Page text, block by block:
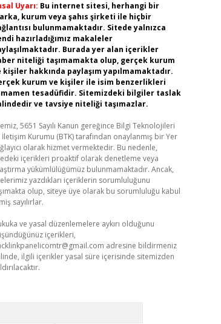
Uyarı: Bu internet sitesi, herhangi bir
kurum veya şahıs şirketi ile hiçbir
bulunmamaktadır. Sitede yalnızca
hazırladığımız makaleler
Burada yer alan içerikler
niteliği taşımamakta olup, gerçek kurum
kişiler hakkında paylaşım yapılmamaktadır.
kurum ve kişiler ile isim benzerlikleri
tesadüfidir. Sitemizdeki bilgiler taslak
ve tavsiye niteliği taşımazlar.
5651 Sayılı Kanun gereğince Bilgi Teknolojileri
İletişim Kurumu (BTK) tarafından onaylanmış bir Yer
olarak hizmet vermektedir. Bu nedenle,
içerikleri proaktif olarak denetleme veya
yükümlülüğümüz bulunmamaktadır. Ancak,
yazdıkları içeriklerin sorumluluğunu
olup, siteye üye olarak bu sorumluluğu kabul
sayılırlar.
ve yasal düzenlemelere aykırı olduğunu
içerikleri,
adresine bildirmeniz
ilgili içerikler yasal süre içerisinde sitemizden